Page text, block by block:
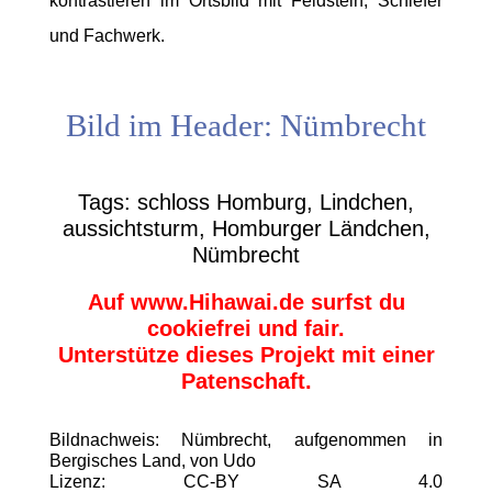
und Fachwerk.
Bild im Header: Nümbrecht
Tags: schloss Homburg, Lindchen,
aussichtsturm, Homburger Ländchen,
Nümbrecht
Auf www.Hihawai.de surfst du
cookiefrei und fair.
Unterstütze dieses Projekt mit einer
Patenschaft.
Bildnachweis: Nümbrecht, aufgenommen in
Bergisches Land, von Udo
Lizenz: CC-BY SA 4.0